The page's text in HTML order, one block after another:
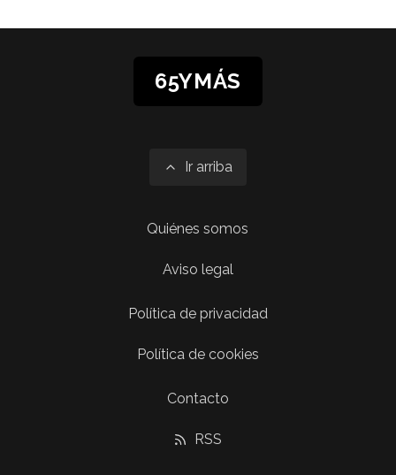
65YMÁS
Ir arriba
Quiénes somos
Aviso legal
Política de privacidad
Política de cookies
Contacto
RSS